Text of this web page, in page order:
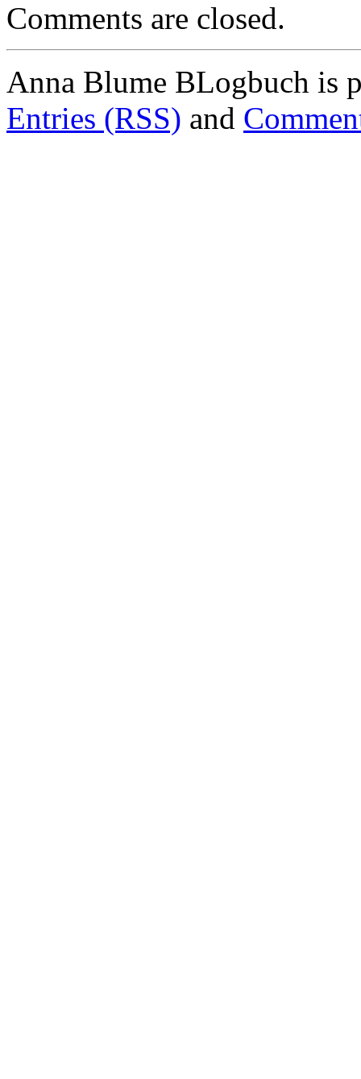
Comments are closed.
Anna Blume BLogbuch is
Entries (RSS) and